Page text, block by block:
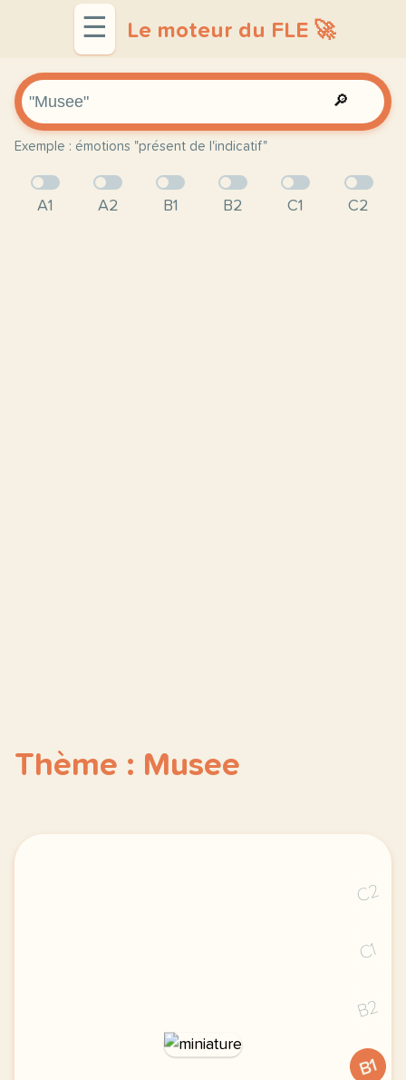
☰ Le moteur du FLE 🚀
🔎
Exemple : émotions "présent de l'indicatif"
A1 A2 B1 B2 C1 C2
Thème : Musee
C2
C1
B2
B1